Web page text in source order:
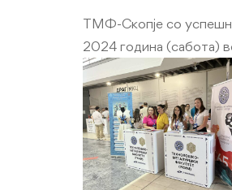
ТМФ-Скопје со
2024 година (сабота)